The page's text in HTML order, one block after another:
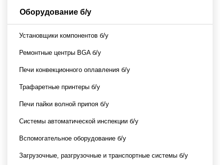
Оборудование б/у
Установщики компонентов б/у
Ремонтные центры BGA б/у
Печи конвекционного оплавления б/у
Трафаретные принтеры б/у
Печи пайки волной припоя б/у
Системы автоматической инспекции б/у
Вспомогательное оборудование б/у
Загрузочные, разгрузочные и транспортные системы б/у